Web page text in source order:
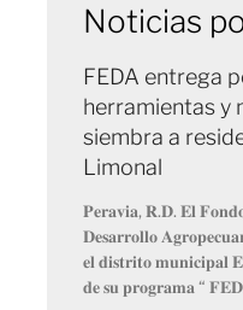
Noticias
FEDA entrega
herramientas y
siembra a
Limonal
𝐏𝐞𝐫𝐚𝐯𝐢𝐚, 𝐑.𝐃. 𝐄𝐥 𝐅𝐨𝐧𝐝𝐨
𝐃𝐞𝐬𝐚𝐫𝐫𝐨𝐥𝐥𝐨
𝐞𝐥 𝐝𝐢𝐬𝐭𝐫𝐢𝐭𝐨
𝐝𝐞 𝐬𝐮 𝐩𝐫𝐨𝐠𝐫𝐚𝐦𝐚 “